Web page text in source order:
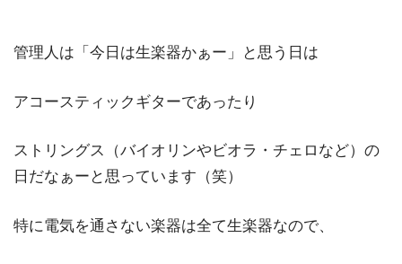
管理人は「今日は生楽器かぁー」と思う日は
アコースティックギターであったり
ストリングス（バイオリンやビオラ・チェロなど）の
日だなぁーと思っています（笑）
特に電気を通さない楽器は全て生楽器なので、